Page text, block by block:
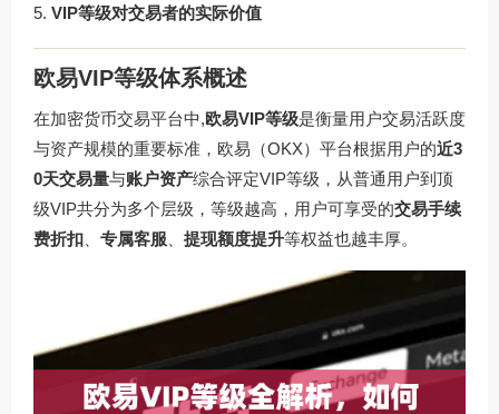
VIP等级对交易者的实际价值
欧易VIP等级体系概述
在加密货币交易平台中,欧易VIP等级是衡量用户交易活跃度
与资产规模的重要标准，欧易（OKX）平台根据用户的近3
0天交易量与账户资产综合评定VIP等级，从普通用户到顶
级VIP共分为多个层级，等级越高，用户可享受的交易手续
费折扣
专属客服 提现额度提升等权益也越丰厚。